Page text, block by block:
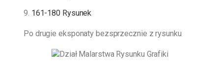
9. 161-180 Rysunek
Po drugie eksponaty bezsprzecznie z rysunku